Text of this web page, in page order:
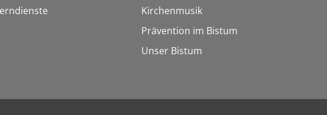
Kirchenmusik
Prävention im Bistum
Unser Bistum